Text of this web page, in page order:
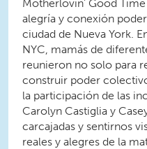
Motherlovin’ Good
alegría y conexión
ciudad de Nueva York.
NYC, mamás de
reunieron no solo para
construir poder
la participación de las
Carolyn Castiglia y
carcajadas y sentirnos
reales y alegres de la